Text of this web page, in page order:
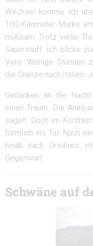
Wechsel komme ich
100-Kilometer-Marke
mühsam. Trotz vieler
Sauerstoff. Ich blicke
Veny. Wenige Stunden
die Grenze nach Italien.
Gedanken an die
einen Traum. Die
sagen. Doch im
förmlich ins Tal. Nach
hinab nach Orsières.
Gegenwart.
Schwäne auf